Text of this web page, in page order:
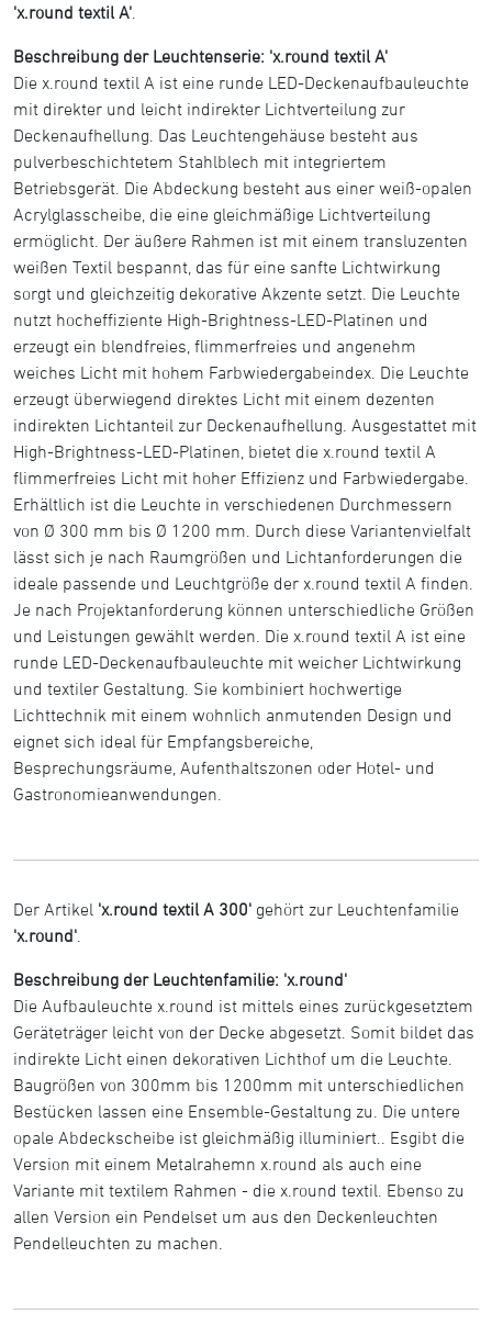
'x.round textil A'
Beschreibung der Leuchtenserie: 'x.round textil A'
Die x.round textil A ist eine runde LED-Deckenaufbauleuchte
mit direkter und leicht indirekter Lichtverteilung zur
Deckenaufhellung. Das Leuchtengehäuse besteht aus
pulverbeschichtetem Stahlblech mit integriertem
Betriebsgerät. Die Abdeckung besteht aus einer weiß-opalen
Acrylglasscheibe, die eine gleichmäßige Lichtverteilung
ermöglicht. Der äußere Rahmen ist mit einem transluzenten
weißen Textil bespannt, das für eine sanfte Lichtwirkung
sorgt und gleichzeitig dekorative Akzente setzt. Die Leuchte
nutzt hocheffiziente High-Brightness-LED-Platinen und
erzeugt ein blendfreies, flimmerfreies und angenehm
weiches Licht mit hohem Farbwiedergabeindex. Die Leuchte
erzeugt überwiegend direktes Licht mit einem dezenten
indirekten Lichtanteil zur Deckenaufhellung. Ausgestattet mit
High-Brightness-LED-Platinen, bietet die x.round textil A
flimmerfreies Licht mit hoher Effizienz und Farbwiedergabe.
Erhältlich ist die Leuchte in verschiedenen Durchmessern
von Ø 300 mm bis Ø 1200 mm. Durch diese Variantenvielfalt
lässt sich je nach Raumgrößen und Lichtanforderungen die
ideale passende und Leuchtgröße der x.round textil A finden.
Je nach Projektanforderung können unterschiedliche Größen
und Leistungen gewählt werden. Die x.round textil A ist eine
runde LED-Deckenaufbauleuchte mit weicher Lichtwirkung
und textiler Gestaltung. Sie kombiniert hochwertige
Lichttechnik mit einem wohnlich anmutenden Design und
eignet sich ideal für Empfangsbereiche,
Besprechungsräume, Aufenthaltszonen oder Hotel- und
Gastronomieanwendungen.
Der Artikel 'x.round textil A 300' gehört zur Leuchtenfamilie
'x.round'
Beschreibung der Leuchtenfamilie: 'x.round'
Die Aufbauleuchte x.round ist mittels eines zurückgesetztem
Geräteträger leicht von der Decke abgesetzt. Somit bildet das
indirekte Licht einen dekorativen Lichthof um die Leuchte.
Baugrößen von 300mm bis 1200mm mit unterschiedlichen
Bestücken lassen eine Ensemble-Gestaltung zu. Die untere
opale Abdeckscheibe ist gleichmäßig illuminiert.. Esgibt die
Version mit einem Metalrahemn x.round als auch eine
Variante mit textilem Rahmen - die x.round textil. Ebenso zu
allen Version ein Pendelset um aus den Deckenleuchten
Pendelleuchten zu machen.